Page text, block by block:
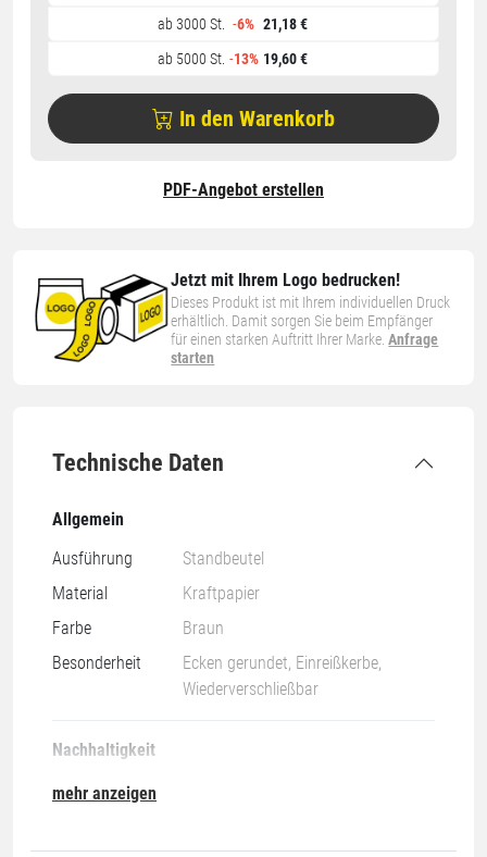
Jetzt mit Ihrem Logo bedrucken!
Dieses Produkt ist mit Ihrem individuellen Druck
erhältlich. Damit sorgen Sie beim Empfänger
für einen starken Auftritt Ihrer Marke.Anfrage
starten
Technische Daten
Allgemein
Ausführung
Standbeutel
Material
Kraftpapier
Farbe
Braun
Besonderheit
Ecken gerundet, Einreißkerbe,
Wiederverschließbar
Nachhaltigkeit
mehr anzeigen
ab 3000 St.
-6% 21,18 €
ab 5000 St. -13% 19,60 €
In den Warenkorb
PDF-Angebot erstellen